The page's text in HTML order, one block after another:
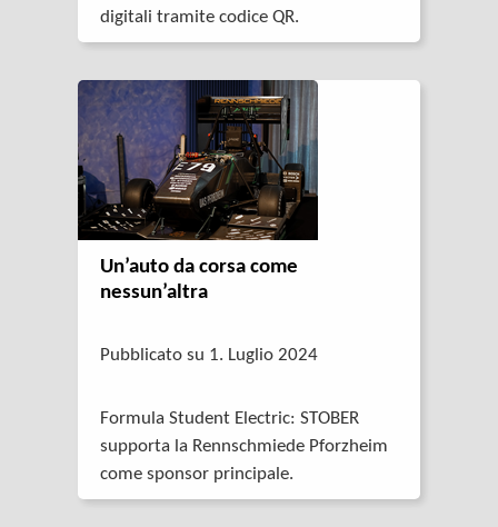
digitali tramite codice QR.
Un’auto da corsa come
nessun’altra
Pubblicato su 1. Luglio 2024
Formula Student Electric: STOBER
supporta la Rennschmiede Pforzheim
come sponsor principale.